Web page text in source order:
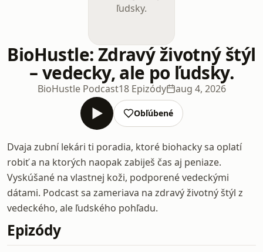
BioHustle: Zdravý životný štýl
– vedecky, ale po ľudsky.
BioHustle Podcast18 Epizódy aug 4, 2026
Obľúbené
Dvaja zubní lekári ti poradia, ktoré biohacky sa oplatí
robiť a na ktorých naopak zabiješ čas aj peniaze.
Vyskúšané na vlastnej koži, podporené vedeckými
dátami. Podcast sa zameriava na zdravý životný štýl z
vedeckého, ale ľudského pohľadu.
Epizódy